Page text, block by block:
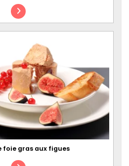
foie gras aux figues